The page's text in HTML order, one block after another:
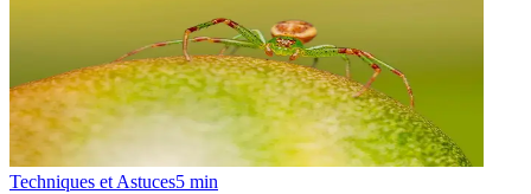
Techniques et Astuces5 min